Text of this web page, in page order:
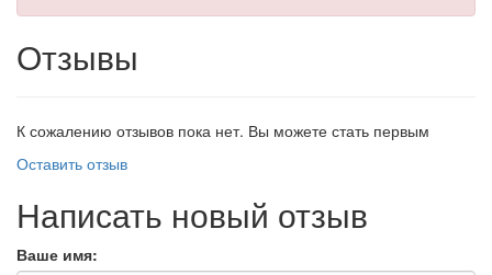
Отзывы
К сожалению отзывов пока нет. Вы можете стать первым
Оставить отзыв
Написать новый отзыв
Ваше имя: